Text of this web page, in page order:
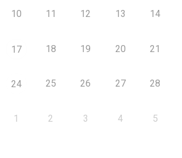
10 11 12 13 14
17 18 19 20 21
24 25 26 27 28
1 2 3 4 5